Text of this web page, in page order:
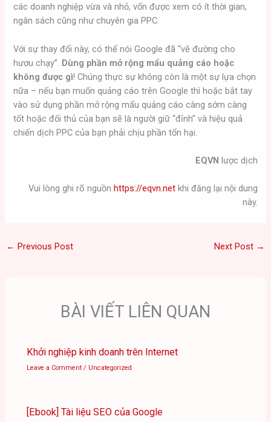
các doanh nghiệp vừa và nhỏ, vốn được xem có ít thời gian,
ngân sách cũng như chuyên gia PPC.
Với sự thay đổi này, có thể nói Google đã “vẽ đường cho
hươu chạy”. Dùng phần mở rộng mẩu quảng cáo hoặc
không được gì! Chúng thực sự không còn là một sự lựa chọn
nữa – nếu bạn muốn quảng cáo trên Google thì hoặc bắt tay
vào sử dụng phần mở rộng mẩu quảng cáo càng sớm càng
tốt hoặc đối thủ của bạn sẽ là người giữ “đỉnh” và hiệu quả
chiến dịch PPC của bạn phải chịu phần tổn hại.
EQVN lược dịch
Vui lòng ghi rõ nguồn https://eqvn.netkhi đăng lại nội dung
này.
← Previous Post Next Post →
BÀI VIẾT LIÊN QUAN
Khởi nghiệp kinh doanh trên Internet
Leave a Comment / Uncategorized
[Ebook] Tài liệu SEO của Google